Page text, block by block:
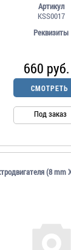
Артикул
KSS0017
Реквизиты
660 руб.
СМОТРЕТЬ
Под заказ
(8 mm